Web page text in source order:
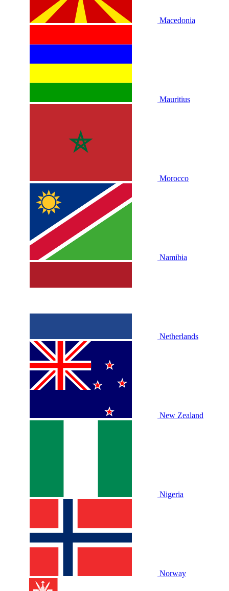
Macedonia
Mauritius
Morocco
Namibia
Netherlands
New Zealand
Nigeria
Norway